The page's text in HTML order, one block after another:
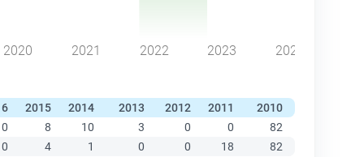
2020 2021 2022 2023 2024
2015 2014 2013 2012 2011 2010